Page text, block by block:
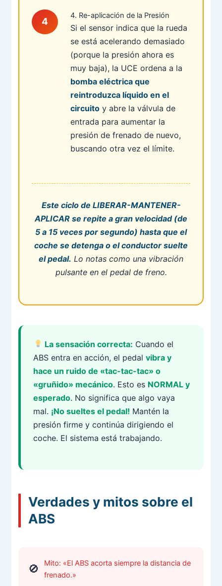
4. Re-aplicación de la Presión
Si el sensor indica que la rueda
se está acelerando demasiado
(porque la presión ahora es
muy baja), la UCE ordena a la
bomba eléctrica que
reintroduzca líquido en el
circuito y abre la válvula de
entrada para aumentar la
presión de frenado de nuevo,
buscando otra vez el límite.
Este ciclo de LIBERAR-MANTENER-
APLICAR se repite a gran velocidad (de
5 a 15 veces por segundo) hasta que el
coche se detenga o el conductor suelte
el pedal. Lo notas como una vibración
pulsante en el pedal de freno.
La sensación correcta: Cuando el
ABS entra en acción, el pedalvibra y
hace un ruido de «tac-tac-tac» o
«gruñido» mecánico. Esto es NORMAL y
esperado. No significa que algo vaya
mal. ¡No sueltes el pedal! Mantén la
presión firme y continúa dirigiendo el
coche. El sistema está trabajando.
Verdades y mitos sobre el
ABS
Mito: «El ABS acorta siempre la distancia de
frenado.»